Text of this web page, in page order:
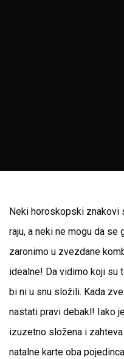
Neki horoskopski znakovi
raju, a neki ne mogu da se
zaronimo u zvezdane
idealne! Da vidimo koji su
bi ni u snu složili. Kada
nastati pravi debakl! Iako
izuzetno složena i
natalne karte oba